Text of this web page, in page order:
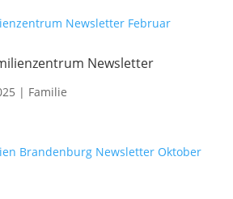
Newsletter
| Familie